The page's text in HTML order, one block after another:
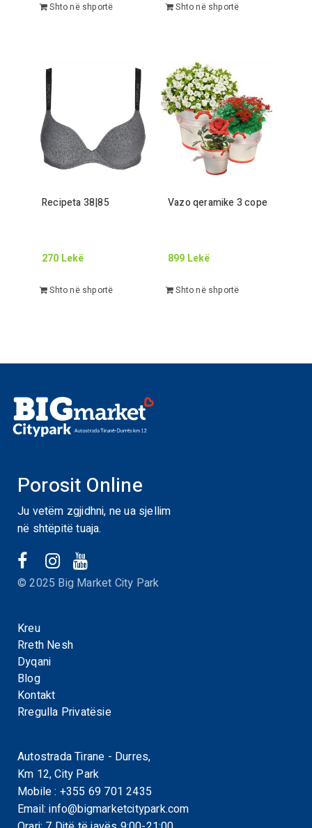
Shto në shportë Shto në shportë
Recipeta38|85
270 Lekë
Shto në shportë
Vazo qeramike3cope
899 Lekë
Shto në shportë
Porosit Online
Ju vetëm zgjidhni, ne ua sjellim
në shtëpitë tuaja.
© 2025 Big Market City Park
Kreu
Rreth Nesh
Dyqani
Blog
Kontakt
Rregulla Privatësie
Autostrada Tirane - Durres,
Km 12, City Park
Mobile : +355 69 701 2435
Email:info@bigmarketcitypark.com